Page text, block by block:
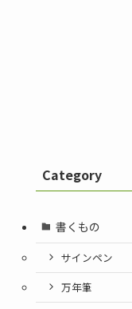
Category
書くもの
サインペン
万年筆